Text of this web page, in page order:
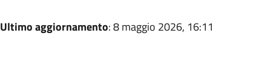
Ultimo aggiornamento: 8 maggio 2026, 16:11